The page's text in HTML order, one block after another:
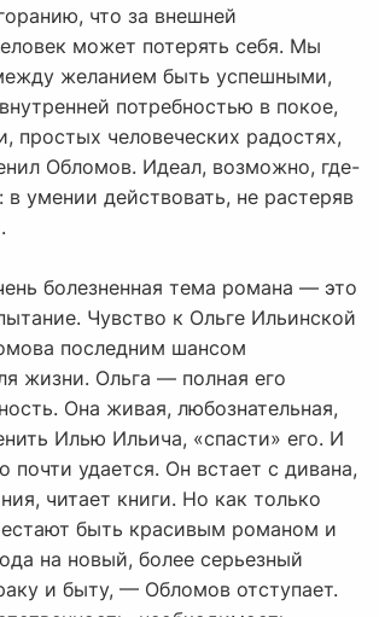
что за внешней
может потерять себя. Мы
желанием быть успешными,
потребностью в покое,
простых человеческих радостях,
Обломов. Идеал, возможно, где-
в умении действовать, не растеряв
болезненная тема романа — это
Чувство к Ольге Ильинской
последним шансом
жизни. Ольга — полная его
Она живая, любознательная,
Илью Ильича, «спасти» его. И
почти удается. Он встает с дивана,
читает книги. Но как только
быть красивым романом и
на новый, более серьезный
и быту, — Обломов отступает.